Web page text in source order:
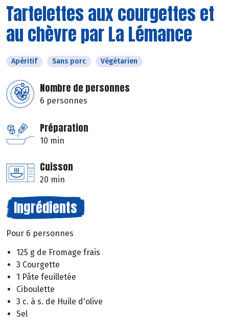
Tartelettes aux courgettes et
au chèvre par La Lémance
Apéritif Sans porc Végétarien
Nombre de personnes
6 personnes
Préparation
10 min
Cuisson
20 min
Ingrédients
Pour 6 personnes
125 g de Fromage frais
3 Courgette
1 Pâte feuilletée
Ciboulette
3 c. à s. de Huile d'olive
Sel